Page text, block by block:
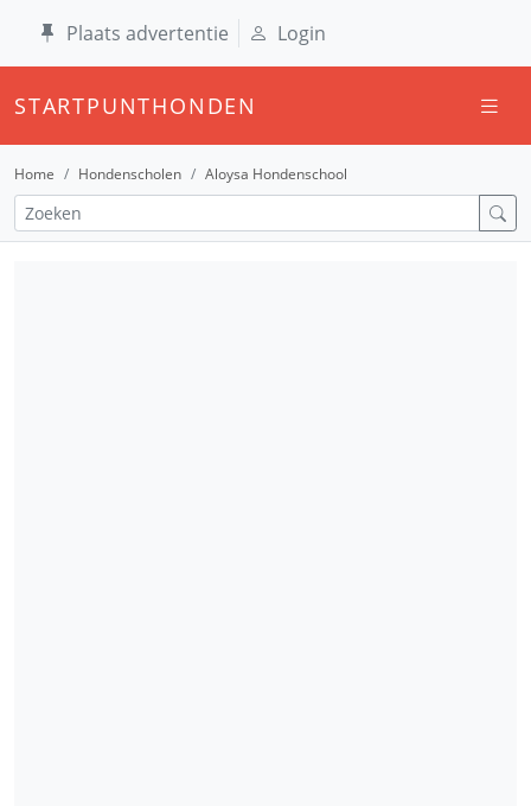
Plaats advertentie Login
STARTPUNTHONDEN
Home Hondenscholen Aloysa Hondenschool